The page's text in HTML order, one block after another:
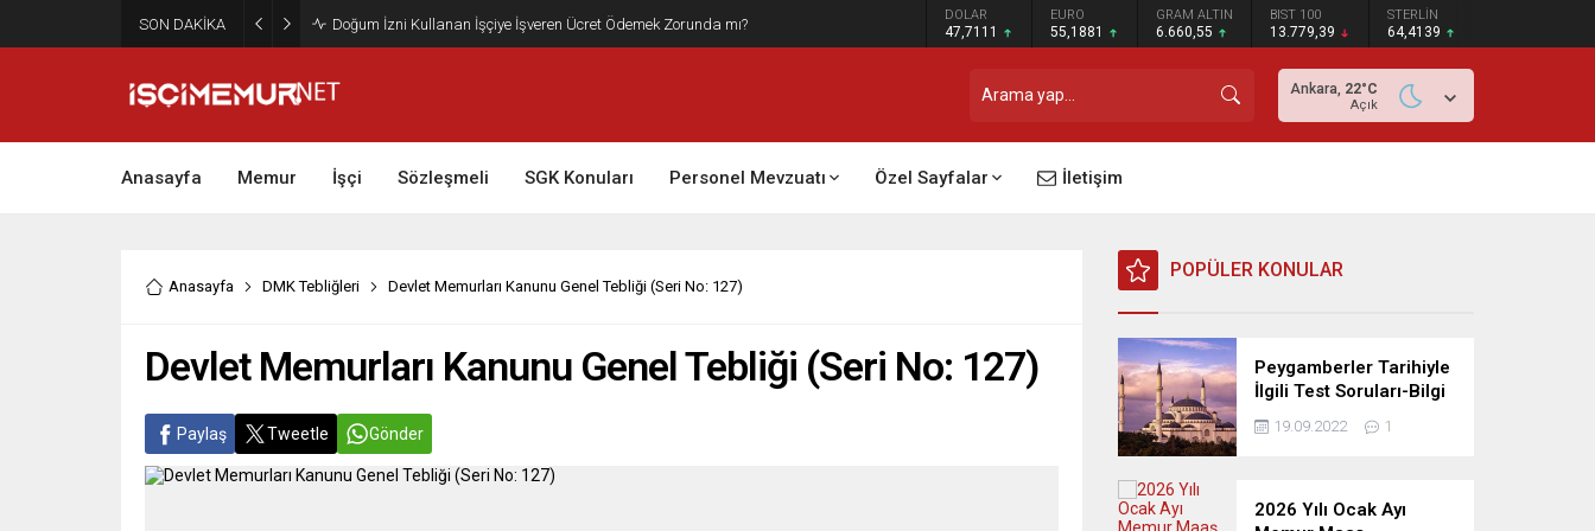
SON DAKİKA Maktu Mesai Ödemesinde Heyet Raporu Dikkate Alınır Mı? DOLAR
47,7111
EURO
55,1881
GRAM ALTIN
6.660,55
BIST 100
13.779,39
STERLİN
64,4139
Ankara, 22°C
Açık
Anasayfa Memur İşçi Sözleşmeli SGK Konuları Personel Mevzuatı Özel Sayfalar İletişim
Anasayfa DMK Tebliğleri Devlet Memurları Kanunu Genel Tebliği (Seri No: 127)
Devlet Memurları Kanunu Genel Tebliği (Seri No: 127)
Paylaş Tweetle Gönder
POPÜLER KONULAR
Peygamberler Tarihiyle
İlgili Test Soruları-Bilgi
Yarışması
19.09.2022 1
2026 Yılı Ocak Ayı